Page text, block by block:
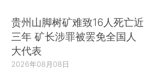
贵州山脚树矿难致16人死亡近
三年 矿长涉罪被罢免全国人
大代表
2026年08月08日